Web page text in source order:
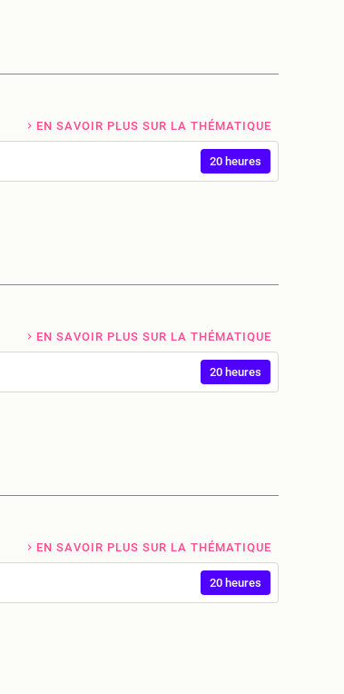
EN SAVOIR PLUS SUR LA THÉMATIQUE
20 heures
EN SAVOIR PLUS SUR LA THÉMATIQUE
20 heures
EN SAVOIR PLUS SUR LA THÉMATIQUE
20 heures